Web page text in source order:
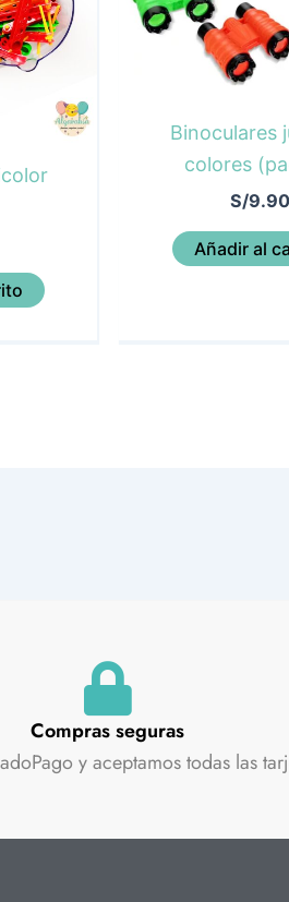
Binoculares
colores
S/9.90
Añadir al
Compras seguras
y aceptamos todas las